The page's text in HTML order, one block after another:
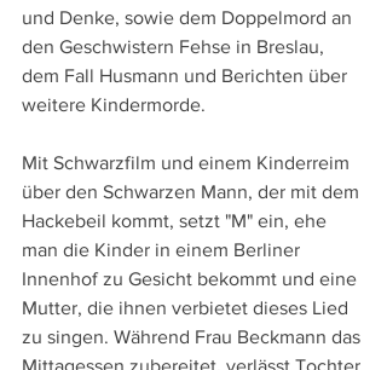
und Denke, sowie dem Doppelmord an
den Geschwistern Fehse in Breslau,
dem Fall Husmann und Berichten über
weitere Kindermorde.
Mit Schwarzfilm und einem Kinderreim
über den Schwarzen Mann, der mit dem
Hackebeil kommt, setzt "M" ein, ehe
man die Kinder in einem Berliner
Innenhof zu Gesicht bekommt und eine
Mutter, die ihnen verbietet dieses Lied
zu singen. Während Frau Beckmann das
Mittagessen zubereitet, verlässt Tochter